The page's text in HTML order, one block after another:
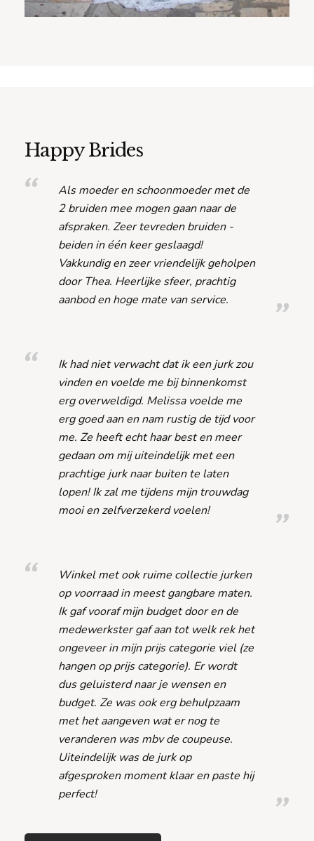
Happy Brides
Als moeder en schoonmoeder met de
2 bruiden mee mogen gaan naar de
afspraken. Zeer tevreden bruiden -
beiden in één keer geslaagd!
Vakkundig en zeer vriendelijk geholpen
door Thea. Heerlijke sfeer, prachtig
aanbod en hoge mate van service.
Ik had niet verwacht dat ik een jurk zou
vinden en voelde me bij binnenkomst
erg overweldigd. Melissa voelde me
erg goed aan en nam rustig de tijd voor
me. Ze heeft echt haar best en meer
gedaan om mij uiteindelijk met een
prachtige jurk naar buiten te laten
lopen! Ik zal me tijdens mijn trouwdag
mooi en zelfverzekerd voelen!
Winkel met ook ruime collectie jurken
op voorraad in meest gangbare maten.
Ik gaf vooraf mijn budget door en de
medewerkster gaf aan tot welk rek het
ongeveer in mijn prijs categorie viel (ze
hangen op prijs categorie). Er wordt
dus geluisterd naar je wensen en
budget. Ze was ook erg behulpzaam
met het aangeven wat er nog te
veranderen was mbv de coupeuse.
Uiteindelijk was de jurk op
afgesproken moment klaar en paste hij
perfect!